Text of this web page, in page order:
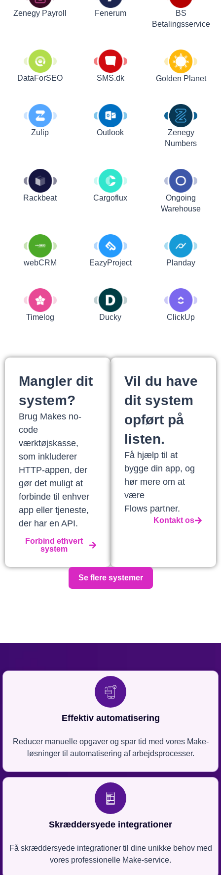
Zenegy Payroll Fenerum
BS
Betalingsservice
DataForSEO SMS.dk Golden Planet
Zulip Outlook
Zenegy
Numbers
Rackbeat Cargoflux
Ongoing
Warehouse
webCRM EazyProject Planday
Timelog Ducky ClickUp
Mangler dit
system?
Brug Makes no-
code
værktøjskasse,
som inkluderer
HTTP-appen, der
gør det muligt at
forbinde til enhver
app eller tjeneste,
der har en API.
Forbind ethvert
system
Vil du have
dit system
opført på
listen.
Få hjælp til at
bygge din app, og
hør mere om at
være
Flows partner.
Kontakt os
Se flere systemer
Effektiv automatisering
Reducer manuelle opgaver og spar tid med vores Make-
løsninger til automatisering af arbejdsprocesser.
Skræddersyede integrationer
Få skræddersyede integrationer til dine unikke behov med
vores professionelle Make-service.